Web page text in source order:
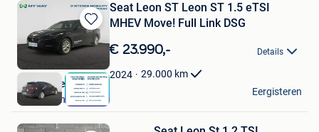
Bewaren
in
Favorieten
Seat Leon ST Leon ST 1.5 eTSI
MHEV Move! Full Link DSG
€ 23.990,- Details
2024 29.000 km
Auto Natie
Antwerpen
Eergisteren